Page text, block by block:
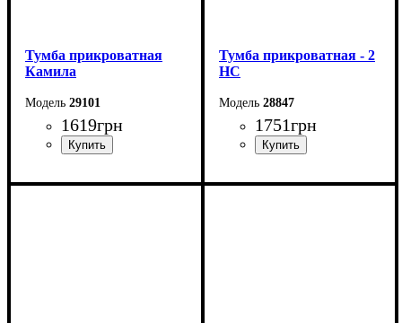
Тумба прикроватная
Камила
29101
1619грн
Ширина: 50 см
Тумба прикроватная - 2
НС
28847
1751грн
Ширина: 40 см